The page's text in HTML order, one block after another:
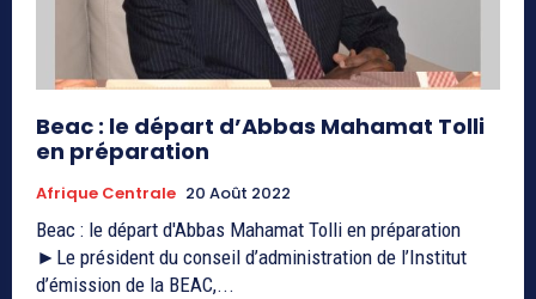
Beac : le départ d’Abbas Mahamat Tolli
en préparation
Afrique Centrale 20 Août 2022
Beac : le départ d'Abbas Mahamat Tolli en préparation
►Le président du conseil d’administration de l’Institut
d’émission de la BEAC,...